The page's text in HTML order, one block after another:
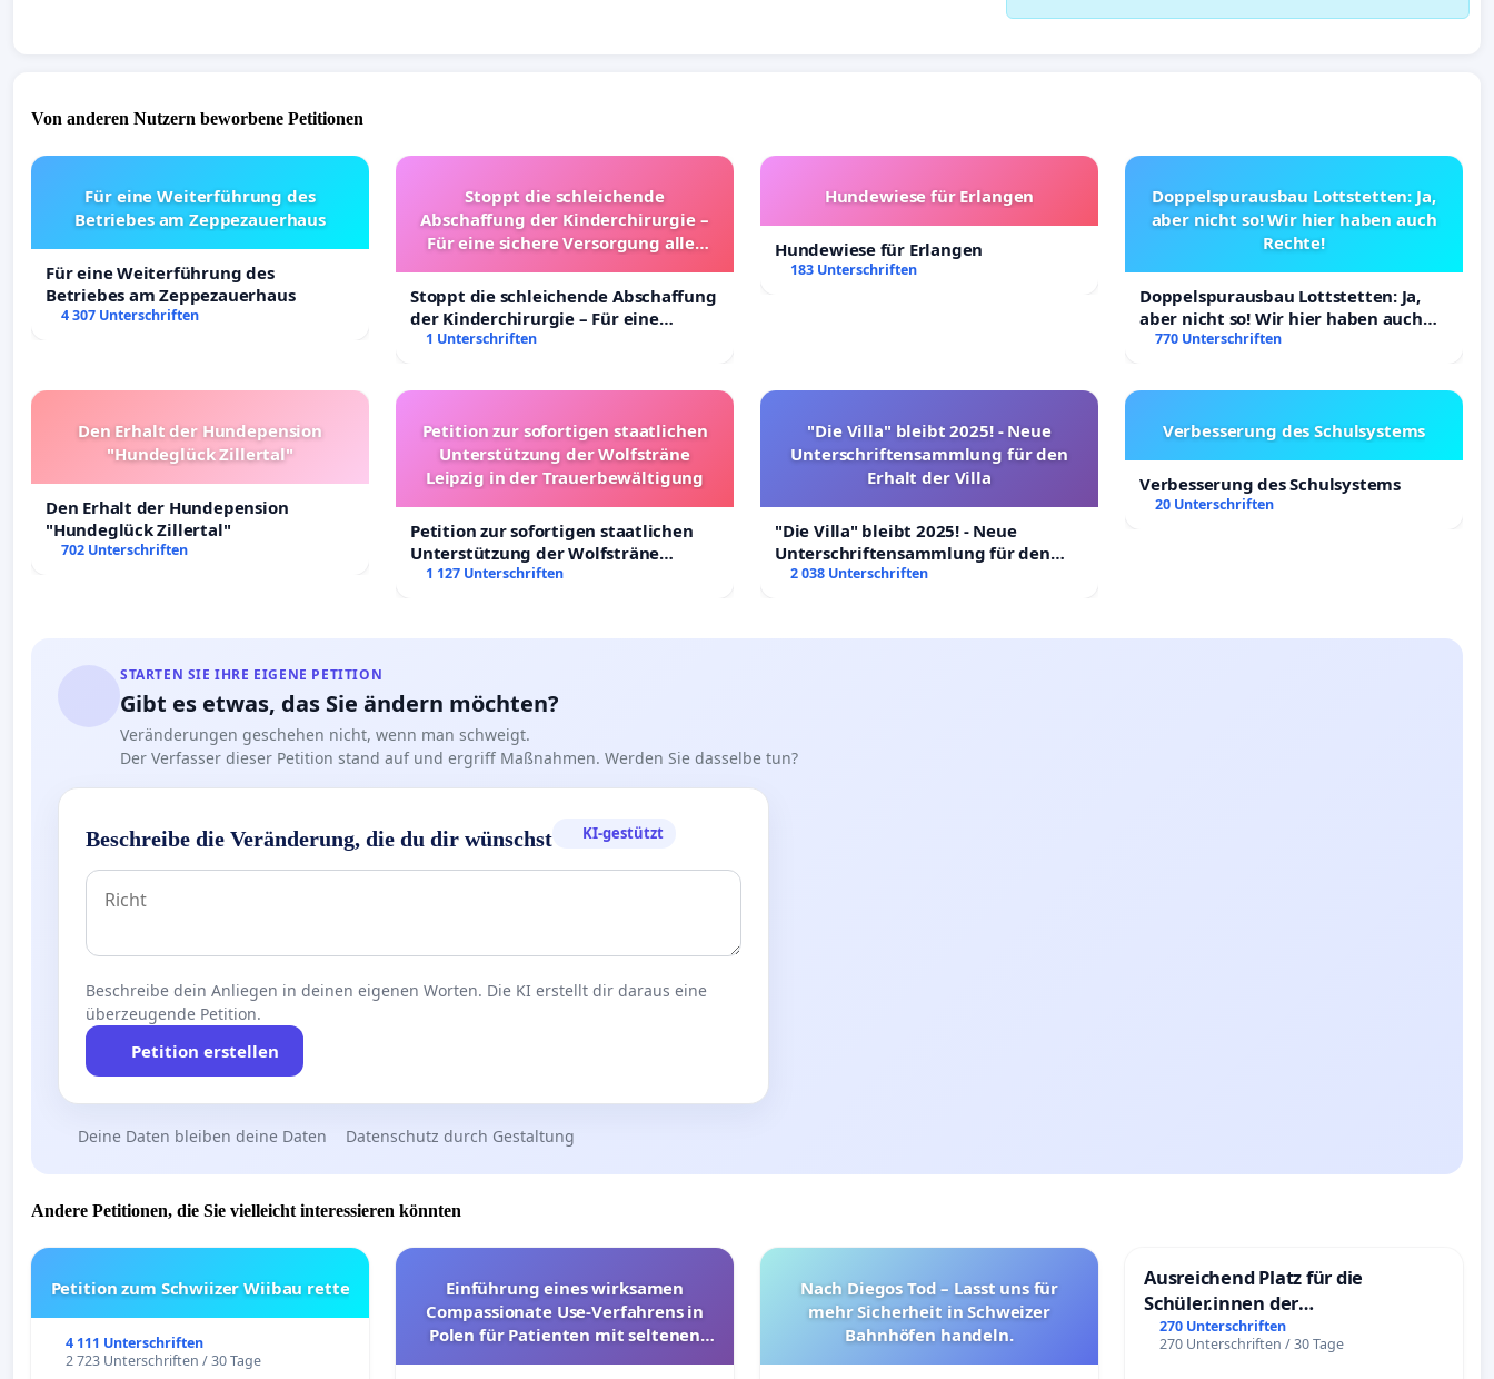
Von anderen Nutzern beworbene Petitionen
Für eine Weiterführung des
Betriebes am Zeppezauerhaus
Für eine Weiterführung des
Betriebes am Zeppezauerhaus
4 307 Unterschriften
Stoppt die schleichende
Abschaffung der Kinderchirurgie –
Für eine sichere Versorgung aller
Stoppt die schleichende Abschaffung
der Kinderchirurgie – Für eine
sichere Versorgung aller Kinder in
1 Unterschriften
Hundewiese für Erlangen
Hundewiese für Erlangen
183 Unterschriften
Doppelspurausbau Lottstetten: Ja,
aber nicht so! Wir hier haben auch
Rechte!
Doppelspurausbau Lottstetten: Ja,
aber nicht so! Wir hier haben auch
Rechte!
770 Unterschriften
Den Erhalt der Hundepension
"Hundeglück Zillertal"
Den Erhalt der Hundepension
"Hundeglück Zillertal"
702 Unterschriften
Petition zur sofortigen staatlichen
Unterstützung der Wolfsträne
Leipzig in der Trauerbewältigung
Petition zur sofortigen staatlichen
Unterstützung der Wolfsträne
Leipzig in der Trauerbewältigung
1 127 Unterschriften
"Die Villa" bleibt 2025! - Neue
Unterschriftensammlung für den
Erhalt der Villa
"Die Villa" bleibt 2025! - Neue
Unterschriftensammlung für den
Erhalt der Villa
2 038 Unterschriften
Verbesserung des Schulsystems
Verbesserung des Schulsystems
20 Unterschriften
STARTEN SIE IHRE EIGENE PETITION
Gibt es etwas, das Sie ändern möchten?
Veränderungen geschehen nicht, wenn man schweigt.
Der Verfasser dieser Petition stand auf und ergriff Maßnahmen. Werden Sie dasselbe tun?
Beschreibe die Veränderung, die du dir wünschst KI-gestützt
Beschreibe dein Anliegen in deinen eigenen Worten. Die KI erstellt dir daraus eine
überzeugende Petition.
Petition erstellen
Deine Daten bleiben deine Daten Datenschutz durch Gestaltung
Andere Petitionen, die Sie vielleicht interessieren könnten
Petition zum Schwiizer Wiibau rette
4 111 Unterschriften
2 723 Unterschriften / 30 Tage
Einführung eines wirksamen
Compassionate Use-Verfahrens in
Polen für Patienten mit seltenen
Nach Diegos Tod – Lasst uns für
mehr Sicherheit in Schweizer
Bahnhöfen handeln.
Ausreichend Platz für die
Schüler.innen der
Schönbergschule
270 Unterschriften
270 Unterschriften / 30 Tage